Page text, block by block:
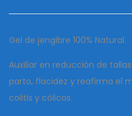
Gel de jengibre 100% Natural.
Auxiliar en reducción de
parto, flacidez y reafirma el
colitis y cólicos.